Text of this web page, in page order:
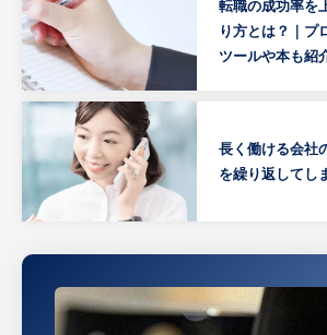
転職の成功率を
り方とは？｜プ
ツールや本も紹
長く働ける会社
を繰り返してし